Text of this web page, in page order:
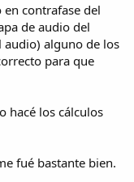
en contrafase del
de audio del
audio) alguno de los
para que
hacé los cálculos
fué bastante bien.